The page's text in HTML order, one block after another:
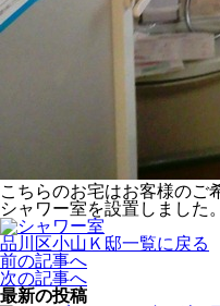
こちらのお宅はお客様のご
シャワー室を設置しました。
品川区小山Ｋ邸一覧に戻る
前の記事へ
次の記事へ
最新の投稿